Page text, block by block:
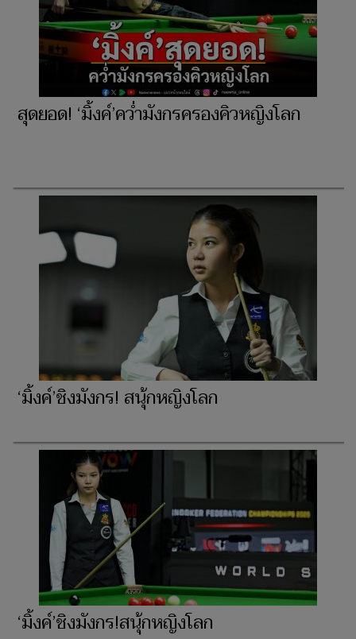
สุดยอด! ‘มิ้งค์’คว่ำมังกรครองคิวหญิงโลก
‘มิ้งค์’ชิงมังกร! สนุ้กหญิงโลก
‘มิ้งค์’ชิงมังกร!สนุ้กหญิงโลก